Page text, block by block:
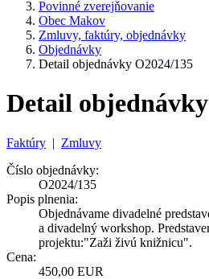
Povinné zverejňovanie
Obec Makov
Zmluvy, faktúry, objednávky
Objednávky
Detail objednávky O2024/135
Detail
Faktúry | Zmluvy
Číslo objednávky:
O2024/135
Popis plnenia:
Objednávame divadelné
a divadelný workshop.
projektu:"Zaži živú knižnicu".
Cena:
450,00 EUR